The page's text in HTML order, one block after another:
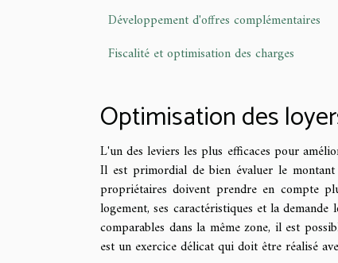
Développement d'offres complémentaires
Fiscalité et optimisation des charges
Optimisation des
L'un des leviers les plus efficaces pour
Il est primordial de bien évaluer le
propriétaires doivent prendre en compte
logement, ses caractéristiques et la
comparables dans la même zone, il est
est un exercice délicat qui doit être réalisé